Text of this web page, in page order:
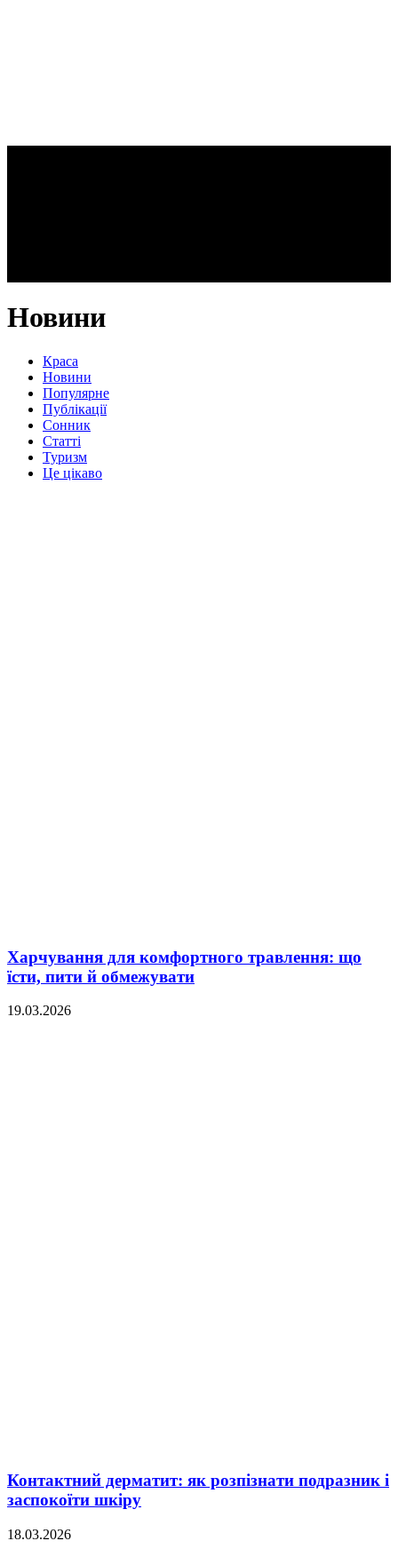
Новини
Краса
Новини
Популярне
Публікації
Сонник
Статті
Туризм
Це цікаво
Харчування для комфортного травлення: що
їсти, пити й обмежувати
19.03.2026
Контактний дерматит: як розпізнати подразник і
заспокоїти шкіру
18.03.2026